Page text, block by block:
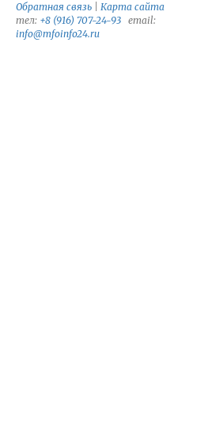
Обратная связь
Карта сайта
тел: +8 (916) 707-24-93 email:
info@mfoinfo24.ru